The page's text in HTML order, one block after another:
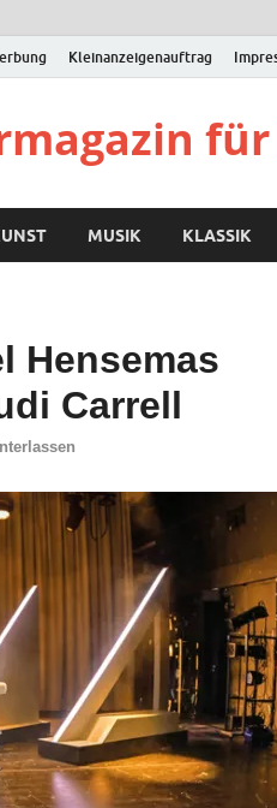
Kleinanzeigenauftrag
MUSIK KLASSIK
Hensemas
Carrell